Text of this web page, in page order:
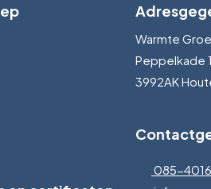
Warmte
Peppelkade
3992AK
085-